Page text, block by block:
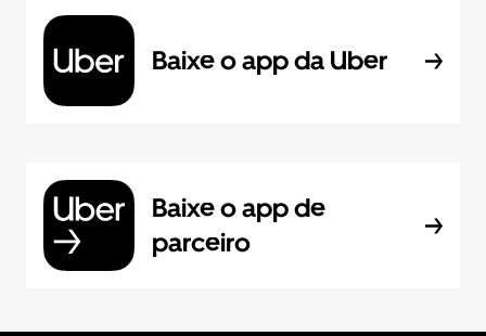
Baixe o app da Uber
Baixe o app de
parceiro